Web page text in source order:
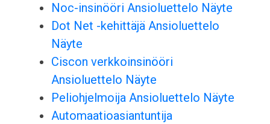
Noc-insinööri Ansioluettelo Näyte
Dot Net -kehittäjä Ansioluettelo
Näyte
Ciscon verkkoinsinööri
Ansioluettelo Näyte
Peliohjelmoija Ansioluettelo Näyte
Automaatioasiantuntija